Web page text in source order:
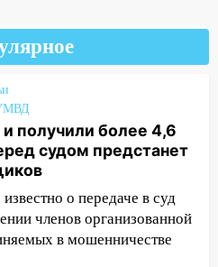
ограничат движение
готовы
если им
ДТП и получили
рублей: перед
получили более 4,6
судом предстанет
о передаче в суд
членов организованной
в мошенничестве